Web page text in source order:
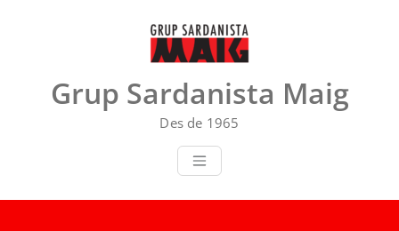
Grup Sardanista Maig
Des de 1965